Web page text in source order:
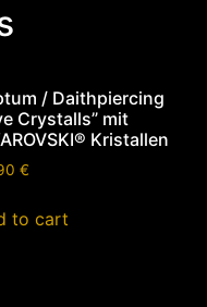
/ Daithpiercing
Crystalls” mit
Kristallen
€
to cart